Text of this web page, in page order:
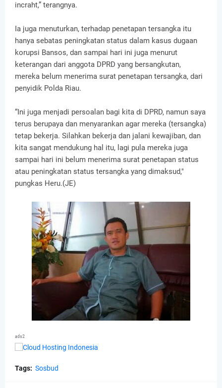
incraht,” terangnya.
Ia juga menuturkan, terhadap penetapan tersangka itu
hanya sebatas peningkatan status dalam kasus dugaan
korupsi Bansos, dan sampai hari ini juga menurut
keterangan dari anggota DPRD yang bersangkutan,
mereka belum menerima surat penetapan tersangka, dari
penyidik Polda Riau.
“Ini juga menjadi persoalan bagi kita di DPRD, namun saya
terus berupaya dan menyarankan agar mereka (tersangka)
tetap bekerja. Silahkan bekerja dan jalani kewajiban, dan
kita sangat mendukung hal itu, lagi pula mereka juga
sampai hari ini belum menerima surat penetapan status
atau peningkatan status tersangka yang dimaksud,"
pungkas Heru.(JE)
ads2
Tags: Sosbud